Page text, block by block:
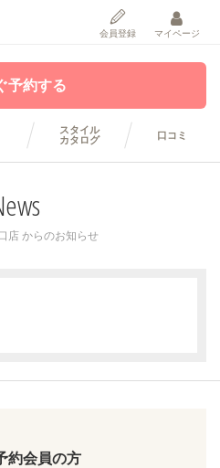
会員登録 マイページ
予約する
スタイル
カタログ 口コミ
店 からのお知らせ
約会員の方